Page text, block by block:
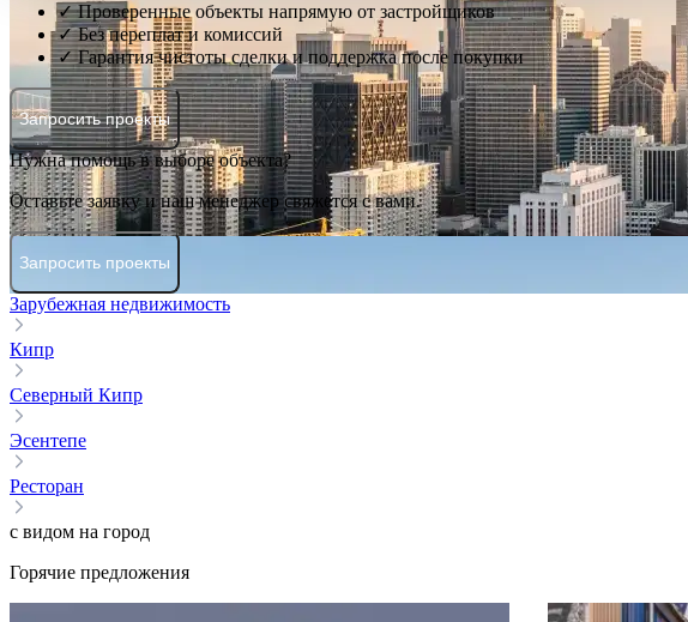
✓ Проверенные объекты напрямую от застройщиков
✓ Без переплат и комиссий
✓ Гарантия чистоты сделки и поддержка после покупки
Запросить проекты
Нужна помощь в выборе объекта?
Оставьте заявку и наш менеджер свяжется с вами.
Запросить проекты
Зарубежная недвижимость
Кипр
Северный Кипр
Эсентепе
Ресторан
с видом на город
Горячие предложения